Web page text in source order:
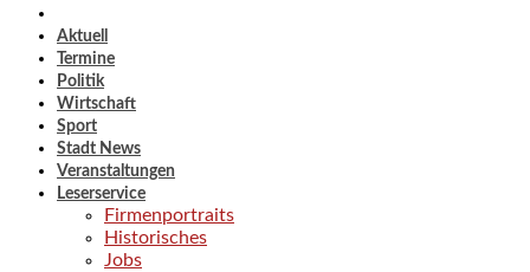
Aktuell
Termine
Politik
Wirtschaft
Sport
Stadt News
Veranstaltungen
Leserservice
Firmenportraits
Historisches
Jobs